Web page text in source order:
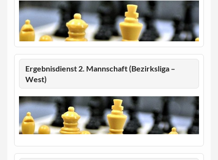
Ergebnisdienst 2. Mannschaft (Bezirksliga –
West)